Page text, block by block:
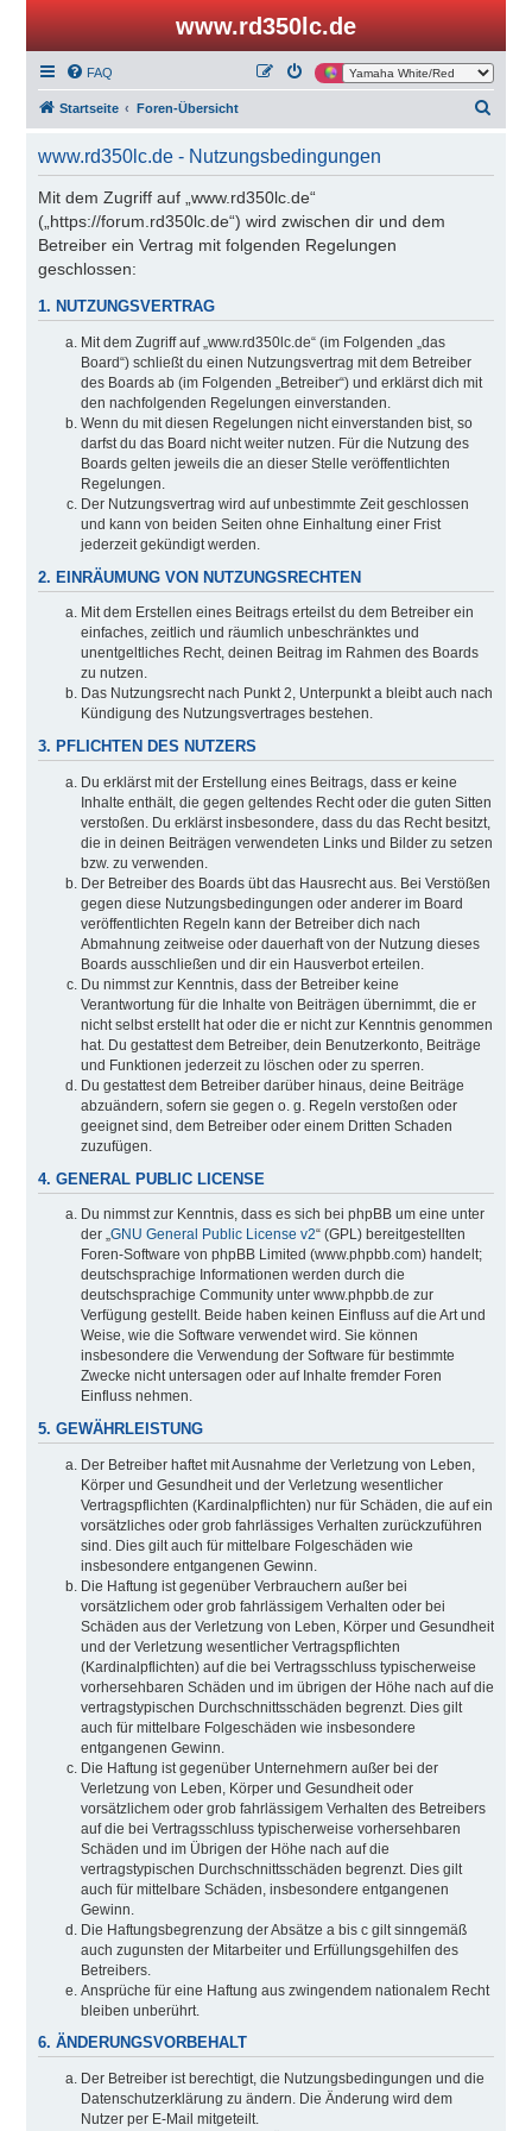
www.rd350lc.de
FAQ
Startseite Foren-Übersicht
www.rd350lc.de - Nutzungsbedingungen
Mit dem Zugriff auf „www.rd350lc.de“
(„https://forum.rd350lc.de“) wird zwischen dir und dem
Betreiber ein Vertrag mit folgenden Regelungen
geschlossen:
1. NUTZUNGSVERTRAG
Mit dem Zugriff auf „www.rd350lc.de“ (im Folgenden „das
Board“) schließt du einen Nutzungsvertrag mit dem Betreiber
des Boards ab (im Folgenden „Betreiber“) und erklärst dich mit
den nachfolgenden Regelungen einverstanden.
Wenn du mit diesen Regelungen nicht einverstanden bist, so
darfst du das Board nicht weiter nutzen. Für die Nutzung des
Boards gelten jeweils die an dieser Stelle veröffentlichten
Regelungen.
Der Nutzungsvertrag wird auf unbestimmte Zeit geschlossen
und kann von beiden Seiten ohne Einhaltung einer Frist
jederzeit gekündigt werden.
2. EINRÄUMUNG VON NUTZUNGSRECHTEN
Mit dem Erstellen eines Beitrags erteilst du dem Betreiber ein
einfaches, zeitlich und räumlich unbeschränktes und
unentgeltliches Recht, deinen Beitrag im Rahmen des Boards
zu nutzen.
Das Nutzungsrecht nach Punkt 2, Unterpunkt a bleibt auch nach
Kündigung des Nutzungsvertrages bestehen.
3. PFLICHTEN DES NUTZERS
Du erklärst mit der Erstellung eines Beitrags, dass er keine
Inhalte enthält, die gegen geltendes Recht oder die guten Sitten
verstoßen. Du erklärst insbesondere, dass du das Recht besitzt,
die in deinen Beiträgen verwendeten Links und Bilder zu setzen
bzw. zu verwenden.
Der Betreiber des Boards übt das Hausrecht aus. Bei Verstößen
gegen diese Nutzungsbedingungen oder anderer im Board
veröffentlichten Regeln kann der Betreiber dich nach
Abmahnung zeitweise oder dauerhaft von der Nutzung dieses
Boards ausschließen und dir ein Hausverbot erteilen.
Du nimmst zur Kenntnis, dass der Betreiber keine
Verantwortung für die Inhalte von Beiträgen übernimmt, die er
nicht selbst erstellt hat oder die er nicht zur Kenntnis genommen
hat. Du gestattest dem Betreiber, dein Benutzerkonto, Beiträge
und Funktionen jederzeit zu löschen oder zu sperren.
Du gestattest dem Betreiber darüber hinaus, deine Beiträge
abzuändern, sofern sie gegen o. g. Regeln verstoßen oder
geeignet sind, dem Betreiber oder einem Dritten Schaden
zuzufügen.
4. GENERAL PUBLIC LICENSE
Du nimmst zur Kenntnis, dass es sich bei phpBB um eine unter
der „GNU General Public License v2“ (GPL) bereitgestellten
Foren-Software von phpBB Limited (www.phpbb.com) handelt;
deutschsprachige Informationen werden durch die
deutschsprachige Community unter www.phpbb.de zur
Verfügung gestellt. Beide haben keinen Einfluss auf die Art und
Weise, wie die Software verwendet wird. Sie können
insbesondere die Verwendung der Software für bestimmte
Zwecke nicht untersagen oder auf Inhalte fremder Foren
Einfluss nehmen.
5. GEWÄHRLEISTUNG
Der Betreiber haftet mit Ausnahme der Verletzung von Leben,
Körper und Gesundheit und der Verletzung wesentlicher
Vertragspflichten (Kardinalpflichten) nur für Schäden, die auf ein
vorsätzliches oder grob fahrlässiges Verhalten zurückzuführen
sind. Dies gilt auch für mittelbare Folgeschäden wie
insbesondere entgangenen Gewinn.
Die Haftung ist gegenüber Verbrauchern außer bei
vorsätzlichem oder grob fahrlässigem Verhalten oder bei
Schäden aus der Verletzung von Leben, Körper und Gesundheit
und der Verletzung wesentlicher Vertragspflichten
(Kardinalpflichten) auf die bei Vertragsschluss typischerweise
vorhersehbaren Schäden und im übrigen der Höhe nach auf die
vertragstypischen Durchschnittsschäden begrenzt. Dies gilt
auch für mittelbare Folgeschäden wie insbesondere
entgangenen Gewinn.
Die Haftung ist gegenüber Unternehmern außer bei der
Verletzung von Leben, Körper und Gesundheit oder
vorsätzlichem oder grob fahrlässigem Verhalten des Betreibers
auf die bei Vertragsschluss typischerweise vorhersehbaren
Schäden und im Übrigen der Höhe nach auf die
vertragstypischen Durchschnittsschäden begrenzt. Dies gilt
auch für mittelbare Schäden, insbesondere entgangenen
Gewinn.
Die Haftungsbegrenzung der Absätze a bis c gilt sinngemäß
auch zugunsten der Mitarbeiter und Erfüllungsgehilfen des
Betreibers.
Ansprüche für eine Haftung aus zwingendem nationalem Recht
bleiben unberührt.
6. ÄNDERUNGSVORBEHALT
Der Betreiber ist berechtigt, die Nutzungsbedingungen und die
Datenschutzerklärung zu ändern. Die Änderung wird dem
Nutzer per E-Mail mitgeteilt.